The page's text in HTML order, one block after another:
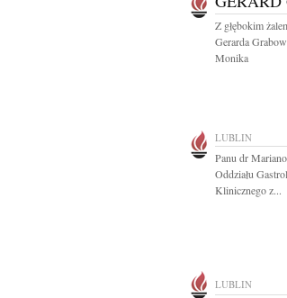
Z głębokim
Gerarda
Monika
LUBLIN
Panu dr
Oddziału
Klinicznego z...
LUBLIN